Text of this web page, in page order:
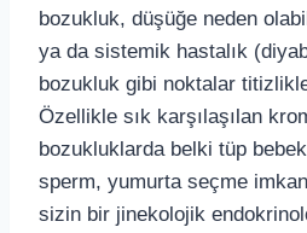
bozukluk, düşüğe neden
ya da sistemik hastalık
bozukluk gibi noktalar
Özellikle sık karşılaşılan
bozukluklarda belki tüp bebek
sperm, yumurta seçme
sizin bir jinekolojik